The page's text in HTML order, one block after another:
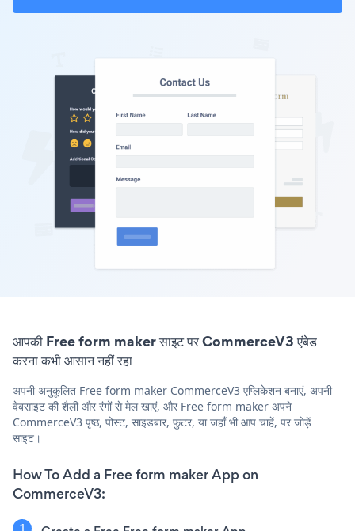
आपकी Free form maker साइट पर CommerceV3 एंबेड
करना कभी आसान नहीं रहा
अपनी अनुकूलित Free form maker CommerceV3 एप्लिकेशन बनाएं, अपनी
वेबसाइट की शैली और रंगों से मेल खाएं, और Free form maker अपने
CommerceV3 पृष्ठ, पोस्ट, साइडबार, फुटर, या जहाँ भी आप चाहें, पर जोड़ें
साइट।
How To Add a Free form maker App on
CommerceV3: